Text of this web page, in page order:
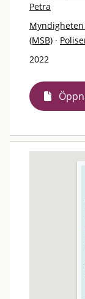
Petra
(MSB) ·
2022